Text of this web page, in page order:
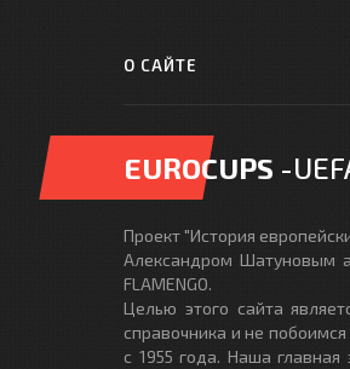
О САЙТЕ
EUROCUPS -
Проект "История
Александром Шатуновым
FLAMENGO.
Целью этого сайта
справочника и не
с 1955 года. Наша